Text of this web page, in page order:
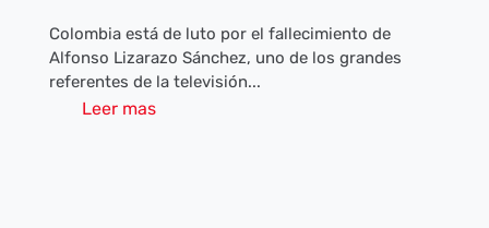
Colombia está de luto por el fallecimiento de
Alfonso Lizarazo Sánchez, uno de los grandes
referentes de la televisión...
Leer mas